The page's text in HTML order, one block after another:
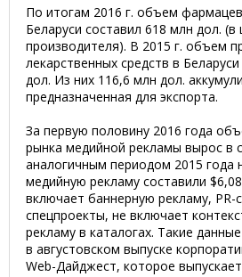
По итогам 2016 г. объем
Беларуси составил 618 млн дол. (в
производителя). В 2015 г. объем
лекарственных средств в
дол. Из них 116,6 млн дол.
предназначенная для экспорта.
За первую половину 2016 года
рынка медийной рекламы вырос в
аналогичным периодом 2015 года
медийную рекламу составили
включает баннерную рекламу, PR-
спецпроекты, не включает
рекламу в каталогах. Такие
в августовском выпуске
Web-Дайджест, которое